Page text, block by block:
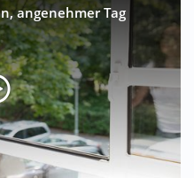
angenehmer Tag